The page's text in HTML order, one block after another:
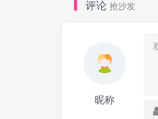
评论 抢沙发
昵称